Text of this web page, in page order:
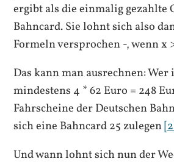
ergibt als die einmalig gezahlte
Bahncard. Sie lohnt sich also
Formeln versprochen -, wenn x
Das kann man ausrechnen: Wer
mindestens 4 * 62 Euro = 248
Fahrscheine der Deutschen
sich eine Bahncard 25 zulegen
Und wann lohnt sich nun der